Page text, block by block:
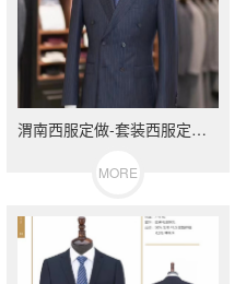
渭南西服定做-套装西服定制-西服团订-尼博斯町西装
MORE